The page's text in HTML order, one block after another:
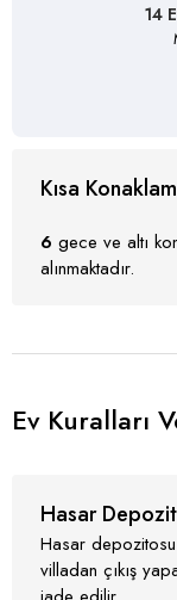
14
Kısa
6 gece ve altı
alınmaktadır.
Ev Kuralları
Hasar
Hasar
villadan çıkış